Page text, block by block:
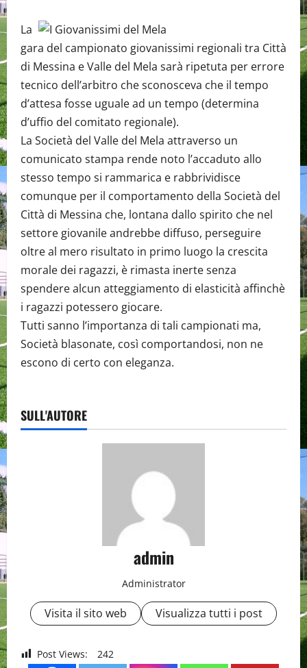
La
gara del campionato giovanissimi regionali tra Città
di Messina e Valle del Mela sarà ripetuta per errore
tecnico dell’arbitro che sconosceva che il tempo
d’attesa fosse uguale ad un tempo (determina
d’uffio del comitato regionale).
La Società del Valle del Mela attraverso un
comunicato stampa rende noto l’accaduto allo
stesso tempo si rammarica e rabbrividisce
comunque per il comportamento della Società del
Città di Messina che, lontana dallo spirito che nel
settore giovanile andrebbe diffuso, perseguire
oltre al mero risultato in primo luogo la crescita
morale dei ragazzi, è rimasta inerte senza
spendere alcun atteggiamento di elasticità affinchè
i ragazzi potessero giocare.
Tutti sanno l’importanza di tali campionati ma,
Società blasonate, così comportandosi, non ne
escono di certo con eleganza.
SULL'AUTORE
admin
Administrator
Visita il sito web Visualizza tutti i post
Post Views: 242